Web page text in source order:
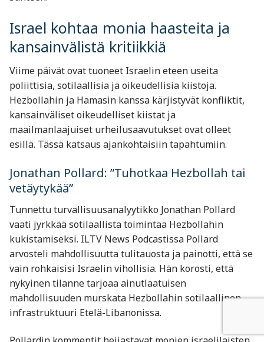
Israel kohtaa monia haasteita ja
kansainvälistä kritiikkiä
Viime päivät ovat tuoneet Israelin eteen useita
poliittisia, sotilaallisia ja oikeudellisia kiistoja.
Hezbollahin ja Hamasin kanssa kärjistyvät konfliktit,
kansainväliset oikeudelliset kiistat ja
maailmanlaajuiset urheilusaavutukset ovat olleet
esillä. Tässä katsaus ajankohtaisiin tapahtumiin.
Jonathan Pollard: ”Tuhotkaa Hezbollah tai
vetäytykää”
Tunnettu turvallisuusanalyytikko Jonathan Pollard
vaati jyrkkää sotilaallista toimintaa Hezbollahin
kukistamiseksi. ILTV News Podcastissa Pollard
arvosteli mahdollisuutta tulitauosta ja painotti, että se
vain rohkaisisi Israelin vihollisia. Hän korosti, että
nykyinen tilanne tarjoaa ainutlaatuisen
mahdollisuuden murskata Hezbollahin sotilaallinen
infrastruktuuri Etelä-Libanonissa.